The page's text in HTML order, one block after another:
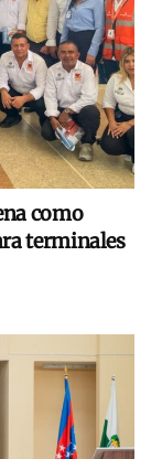
como
terminales